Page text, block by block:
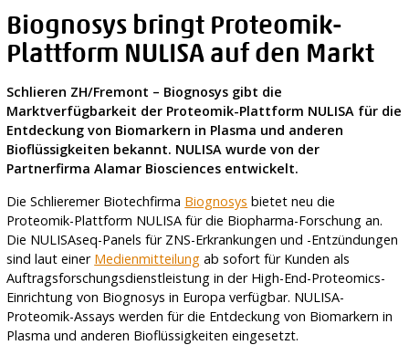
Biognosys bringt Proteomik-
Plattform NULISA auf den Markt
Schlieren ZH/Fremont – Biognosys gibt die
Marktverfügbarkeit der Proteomik-Plattform NULISA für die
Entdeckung von Biomarkern in Plasma und anderen
Bioflüssigkeiten bekannt. NULISA wurde von der
Partnerfirma Alamar Biosciences entwickelt.
Die Schlieremer Biotechfirma Biognosys bietet neu die
Proteomik-Plattform NULISA für die Biopharma-Forschung an.
Die NULISAseq-Panels für ZNS-Erkrankungen und -Entzündungen
sind laut einer Medienmitteilung ab sofort für Kunden als
Auftragsforschungsdienstleistung in der High-End-Proteomics-
Einrichtung von Biognosys in Europa verfügbar. NULISA-
Proteomik-Assays werden für die Entdeckung von Biomarkern in
Plasma und anderen Bioflüssigkeiten eingesetzt.